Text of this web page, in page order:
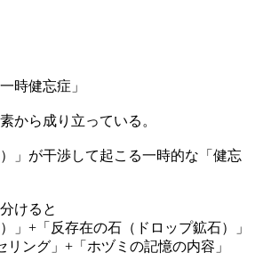
時健忘症」
から成り立っている。
」が干渉して起こる一時的な「健忘
けると
」+「反存在の石（ドロップ鉱石）」
ング」+「ホヅミの記憶の内容」